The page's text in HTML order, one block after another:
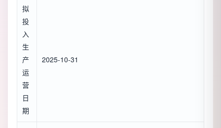
拟
投
入
生
产
运
营
日
期
2025-10-31